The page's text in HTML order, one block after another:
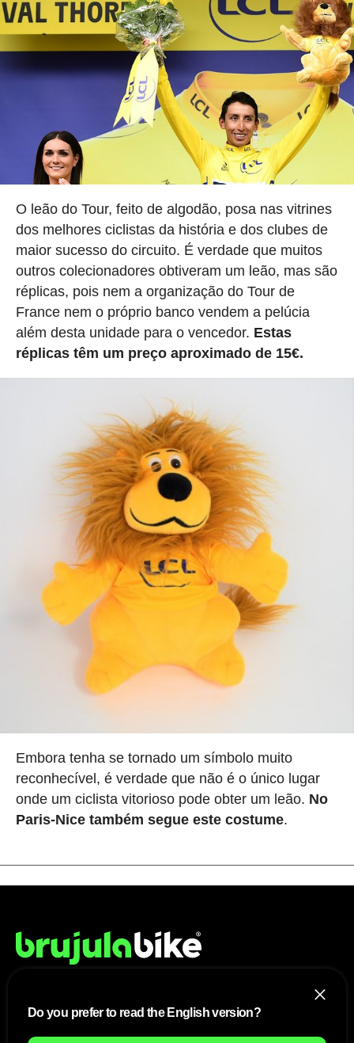
O leão do Tour, feito de algodão, posa nas vitrines
dos melhores ciclistas da história e dos clubes de
maior sucesso do circuito. É verdade que muitos
outros colecionadores obtiveram um leão, mas são
réplicas, pois nem a organização do Tour de
France nem o próprio banco vendem a pelúcia
além desta unidade para o vencedor. Estas
réplicas têm um preço aproximado de 15€.
Embora tenha se tornado um símbolo muito
reconhecível, é verdade que não é o único lugar
onde um ciclista vitorioso pode obter um leão. No
Paris-Nice também segue este costume.
NÓSDo you prefer to read the English version?